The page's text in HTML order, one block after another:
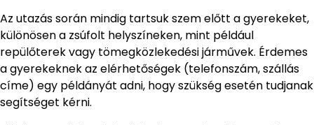
Az utazás során mindig tartsuk szem előtt a gyerekeket,
különösen a zsúfolt helyszíneken, mint például
repülőterek vagy tömegközlekedési járművek. Érdemes
a gyerekeknek az elérhetőségek (telefonszám, szállás
címe) egy példányát adni, hogy szükség esetén tudjanak
segítséget kérni.